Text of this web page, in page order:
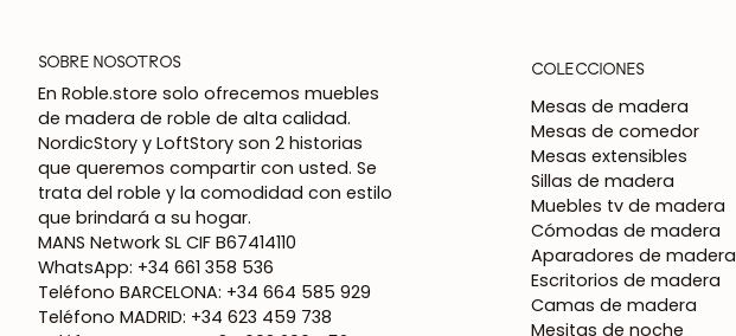
SOBRE NOSOTROS
En Roble.store solo ofrecemos muebles
de madera de roble de alta calidad.
NordicStory y LoftStory son 2 historias
que queremos compartir con usted. Se
trata del roble y la comodidad con estilo
que brindará a su hogar.
MANS Network SL CIF B67414110
WhatsApp: +34 661 358 536
Teléfono BARCELONA: +34 664 585 929
Teléfono MADRID: +34 623 459 738
COLECCIONES
Mesas de madera
Mesas de comedor
Mesas extensibles
Sillas de madera
Muebles tv de madera
Cómodas de madera
Aparadores de madera
Escritorios de madera
Camas de madera
Mesitas de noche